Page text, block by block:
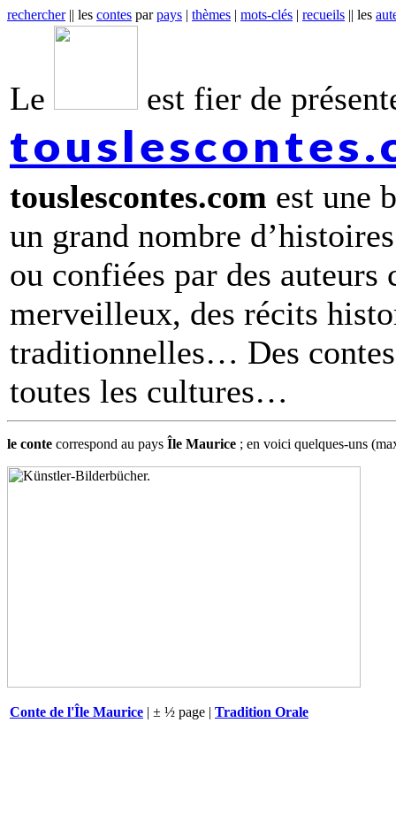
rechercher|| les contes parpays | thèmes | mots-clés | recueils || les
Le est fier de
touslescontes.com est une
un grand nombre
ou confiées par des
merveilleux, des récits
traditionnelles… Des
toutes les cultures
le conte correspond au pays Île Maurice ; en voici quelques-uns
Conte de l'Île Maurice | ± ½ page | Tradition Orale